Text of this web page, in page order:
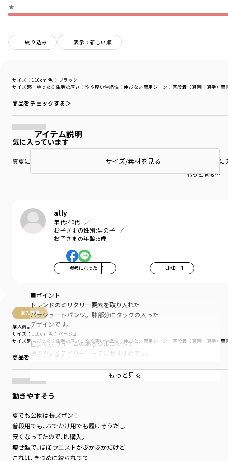
★
絞り込み 表示：新しい順
サイズ感 ：ゆったり 生地の厚さ ：やや厚い伸縮性 ：伸びない着用シーン ：普段着（通園・通学）着
サイズ：110cm 色：ブラック
商品をチェックする＞
気に入っています
真夏には暑いかなぁと思っていましたが、購入した、初夏にも、息子自ら気
もっと見る…
ally
年代:40代
お子さまの性別:男の子
お子さまの年齢:5歳
参考になった 1 LIKE! 1
購入商品
購入商品
サイズ感：ぴったり 生地の厚さ：やや薄い伸縮性 ：伸びない着用シーン ：普段着（通園・通学）着
サイズ：110cm 色：ベージュ
商品をチェックする＞
動きやすそう
夏でも公園は長ズボン！
普段用でも､おでかけ用でも履けそうだし
安くなってたので､即購入。
痩せ型で､ほぼウエストがぶかぶかだけど
これは､きつめに絞られてて
アイテム説明
サイズ/素材を見る
■ポイント
トレンドのミリタリー要素を取り入れた
パラシュートパンツ。膝部分にタックの入った
デザインです。
程よくボリュームのあるシルエットで
動きやすくデイリーコーデにおすすめです。
軽くて、程よいハリ感がある生地です。
春夏のスタイリングにおすすめの一枚です。
-----
伸縮性：なし
ポケット：あり
着用イメージ/カラー：ベージュ
モデル：身長109.0cm 体重18.0kg
サイズ：サイズ110
もっと見る